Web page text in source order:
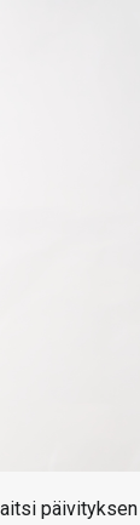
päivityksen